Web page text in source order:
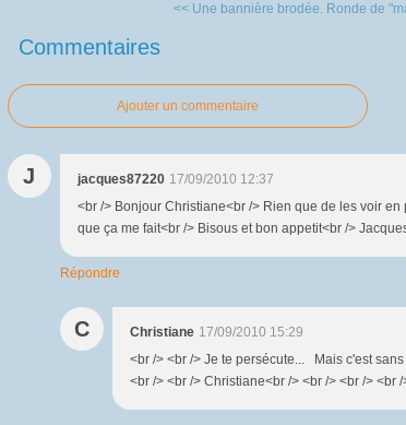
<< Une bannière brodée. Ronde de
Commentaires
Ajouter un commentaire
J jacques87220 17/09/2010 12:37
<br /> Bonjour Christiane<br /> Rien que de les voir
que ça me fait<br /> Bisous et bon appetit<br />
Répondre
C Christiane 17/09/2010 15:29
<br /> <br /> Je te persécute... Mais c'est
<br /> <br /> Christiane<br /> <br /> <br /> <br /